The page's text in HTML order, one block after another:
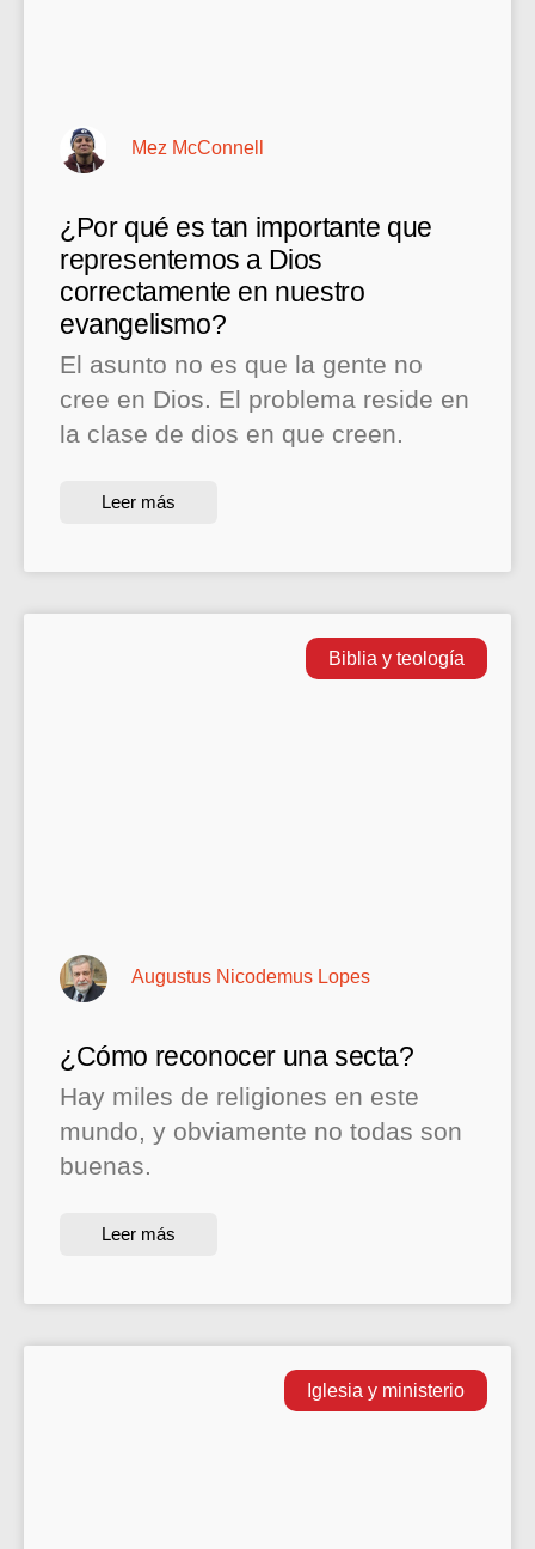
¿Por qué es tan importante que
representemos a Dios
correctamente en nuestro
evangelismo?
El asunto no es que la gente no
cree en Dios. El problema reside en
la clase de dios en que creen.
Leer más
Mez McConnell
Biblia y teología
¿Cómo reconocer una secta?
Hay miles de religiones en este
mundo, y obviamente no todas son
buenas.
Leer más
Augustus Nicodemus Lopes
Iglesia y ministerio